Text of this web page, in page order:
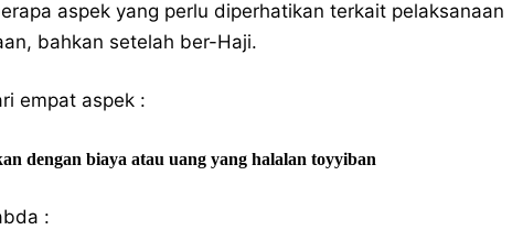
aspek yang perlu diperhatikan terkait pelaksanaan
bahkan setelah ber-Haji.
empat aspek :
dengan biaya atau uang yang halalan toyyiban
: